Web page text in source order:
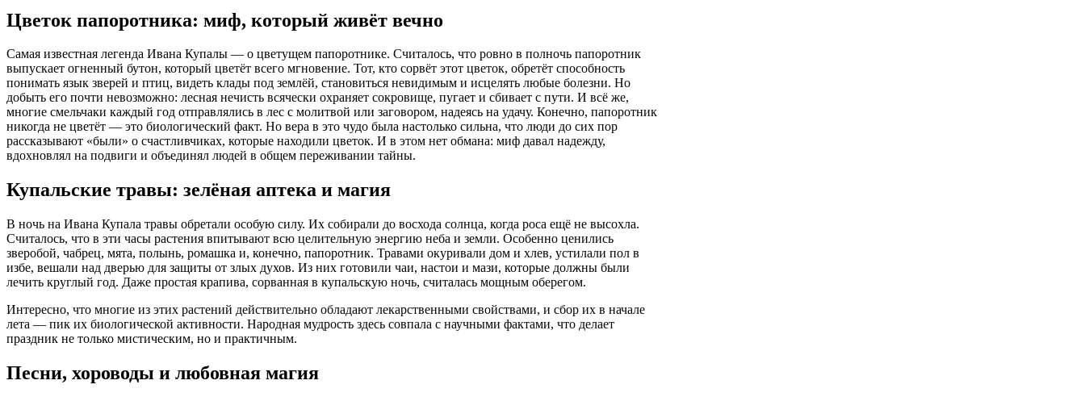
Цветок папоротника: миф, который живёт вечно
Самая известная легенда Ивана Купалы — о цветущем папоротнике. Считалось, что ровно в полночь папоротник
выпускает огненный бутон, который цветёт всего мгновение. Тот, кто сорвёт этот цветок, обретёт способность
понимать язык зверей и птиц, видеть клады под землёй, становиться невидимым и исцелять любые болезни. Но
добыть его почти невозможно: лесная нечисть всячески охраняет сокровище, пугает и сбивает с пути. И всё же,
многие смельчаки каждый год отправлялись в лес с молитвой или заговором, надеясь на удачу. Конечно, папоротник
никогда не цветёт — это биологический факт. Но вера в это чудо была настолько сильна, что люди до сих пор
рассказывают «были» о счастливчиках, которые находили цветок. И в этом нет обмана: миф давал надежду,
вдохновлял на подвиги и объединял людей в общем переживании тайны.
Купальские травы: зелёная аптека и магия
В ночь на Ивана Купала травы обретали особую силу. Их собирали до восхода солнца, когда роса ещё не высохла.
Считалось, что в эти часы растения впитывают всю целительную энергию неба и земли. Особенно ценились
зверобой, чабрец, мята, полынь, ромашка и, конечно, папоротник. Травами окуривали дом и хлев, устилали пол в
избе, вешали над дверью для защиты от злых духов. Из них готовили чаи, настои и мази, которые должны были
лечить круглый год. Даже простая крапива, сорванная в купальскую ночь, считалась мощным оберегом.
Интересно, что многие из этих растений действительно обладают лекарственными свойствами, и сбор их в начале
лета — пик их биологической активности. Народная мудрость здесь совпала с научными фактами, что делает
праздник не только мистическим, но и практичным.
Песни, хороводы и любовная магия